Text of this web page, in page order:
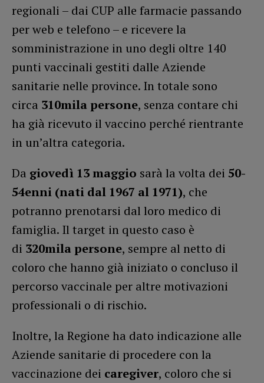
regionali – dai CUP alle farmacie passando
per web e telefono – e ricevere la
somministrazione in uno degli oltre 140
punti vaccinali gestiti dalle Aziende
sanitarie nelle province. In totale sono
circa 310mila persone, senza contare chi
ha già ricevuto il vaccino perché rientrante
in un’altra categoria.
Da giovedì 13 maggio sarà la volta dei 50-
54enni (nati dal 1967 al 1971), che
potranno prenotarsi dal loro medico di
famiglia. Il target in questo caso è
di 320mila persone, sempre al netto di
coloro che hanno già iniziato o concluso il
percorso vaccinale per altre motivazioni
professionali o di rischio.
Inoltre, la Regione ha dato indicazione alle
Aziende sanitarie di procedere con la
vaccinazione dei caregiver, coloro che si